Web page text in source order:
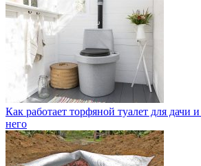
Как работает торфяной туалет для дачи
него